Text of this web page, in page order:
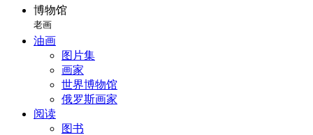
博物馆
老画
油画
图片集
画家
世界博物馆
俄罗斯画家
阅读
图书